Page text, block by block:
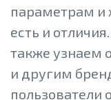
параметрам и
есть и
также узнаем
и другим
пользователи